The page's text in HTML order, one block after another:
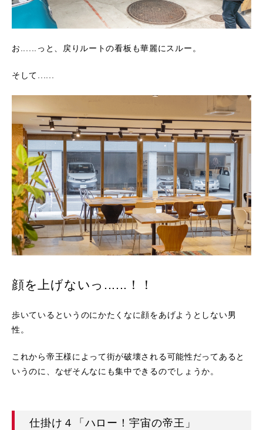
お......っと、戻りルートの看板も華麗にスルー。
そして......
顔を上げないっ......！！
歩いているというのにかたくなに顔をあげようとしない男
性。
これから帝王様によって街が破壊される可能性だってあると
いうのに、なぜそんなにも集中できるのでしょうか。
仕掛け４「ハロー！宇宙の帝王」